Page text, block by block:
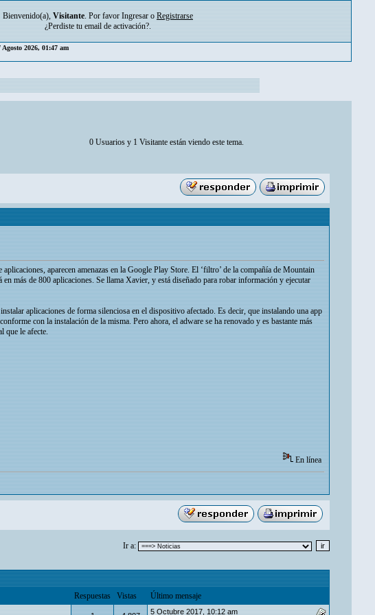
Bienvenido(a), Visitante. Por favor Ingresar o Registrarse
¿Perdiste tu email de activación?.
Agosto 2026, 01:47 am
0 Usuarios y 1 Visitante están viendo este tema.
aparecen amenazas en la Google Play Store. El ‘filtro’ de la compañía de Mountain
más de 800 aplicaciones. Se llama Xavier, y está diseñado para robar información y ejecutar
aplicaciones de forma silenciosa en el dispositivo afectado. Es decir, que instalando una app
con la instalación de la misma. Pero ahora, el adware se ha renovado y es bastante más
que le afecte.
En línea
Ir a:
Respuestas Vistas Último mensaje
5 Octubre 2017, 10:12 am